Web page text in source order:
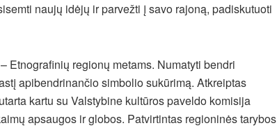
naujų idėjų ir parvežti į savo rajoną, padiskutuoti
Etnografinių regionų metams. Numatyti bendri
apibendrinančio simbolio sukūrimą. Atkreiptas
kartu su Valstybine kultūros paveldo komisija
apsaugos ir globos. Patvirtintas regioninės tarybos